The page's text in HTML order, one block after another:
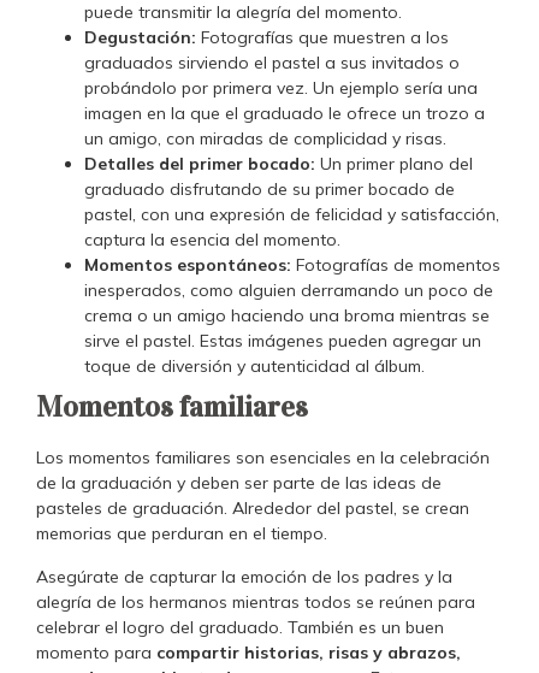
puede transmitir la alegría del momento.
Degustación: Fotografías que muestren a los
graduados sirviendo el pastel a sus invitados o
probándolo por primera vez. Un ejemplo sería una
imagen en la que el graduado le ofrece un trozo a
un amigo, con miradas de complicidad y risas.
Detalles del primer bocado: Un primer plano del
graduado disfrutando de su primer bocado de
pastel, con una expresión de felicidad y satisfacción,
captura la esencia del momento.
Momentos espontáneos: Fotografías de momentos
inesperados, como alguien derramando un poco de
crema o un amigo haciendo una broma mientras se
sirve el pastel. Estas imágenes pueden agregar un
toque de diversión y autenticidad al álbum.
Momentos familiares
Los momentos familiares son esenciales en la celebración
de la graduación y deben ser parte de las ideas de
pasteles de graduación. Alrededor del pastel, se crean
memorias que perduran en el tiempo.
Asegúrate de capturar la emoción de los padres y la
alegría de los hermanos mientras todos se reúnen para
celebrar el logro del graduado. También es un buen
momento para compartir historias, risas y abrazos,